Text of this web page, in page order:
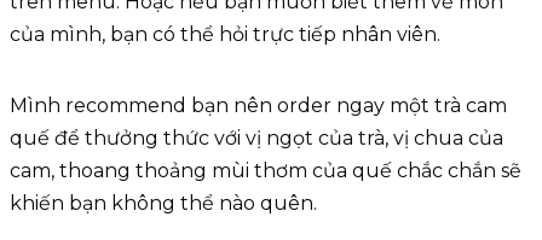
của mình, bạn có thể hỏi trực tiếp nhân viên.
Mình recommend bạn nên order ngay một trà cam
quế để thưởng thức với vị ngọt của trà, vị chua của
cam, thoang thoảng mùi thơm của quế chắc chắn sẽ
khiến bạn không thể nào quên.